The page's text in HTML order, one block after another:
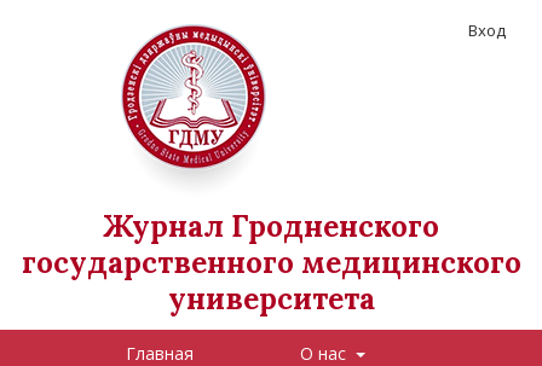
Журнал Гродненского
государственного медицинского
университета
Главная О нас
Вход